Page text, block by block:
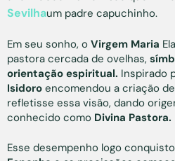
Sevilhaum padre capuchinho.
Em seu sonho, o Virgem Maria
pastora cercada de ovelhas,
orientação espiritual. Inspirado
Isidoro encomendou a criação
refletisse essa visão, dando
conhecido como Divina Pastora.
Esse desempenho logo